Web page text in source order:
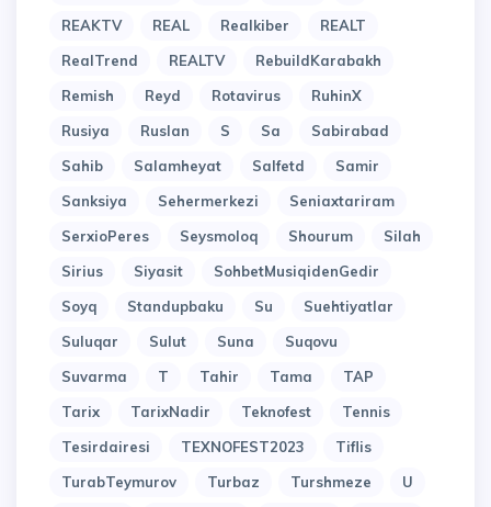
REAKTV REAL Realkiber
REALT
RealTrend
REALTV
RebuildKarabakh
Remish
Reyd Rotavirus
RuhinX
Rusiya
Ruslan S Sa
Sabirabad
Sahib
Salamheyat Salfetd
Samir
Sanksiya
Sehermerkezi
Seniaxtariram
SerxioPeres
Seysmoloq Shourum
Silah
Sirius
Siyasit
SohbetMusiqidenGedir
Soyq
Standupbaku Su
Suehtiyatlar
Suluqar
Sulut Suna
Suqovu
Suvarma
T Tahir Tama
TAP
Tarix
TarixNadir Teknofest
Tennis
Tesirdairesi
TEXNOFEST2023
Tiflis
TurabTeymurov
Turbaz Turshmeze
U